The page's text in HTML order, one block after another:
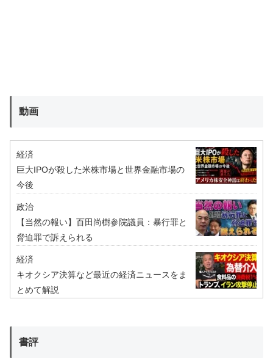
動画
経済
巨大IPOが殺した米株市場と世界金融市場の
今後
政治
【当然の報い】百田尚樹参院議員：暴行罪と
脅迫罪で訴えられる
経済
キオクシア決算など最近の経済ニュースをま
とめて解説
書評